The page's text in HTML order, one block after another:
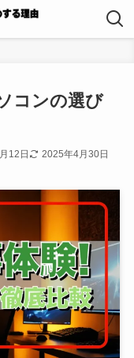
コンの選び
12日 2025年4月30日